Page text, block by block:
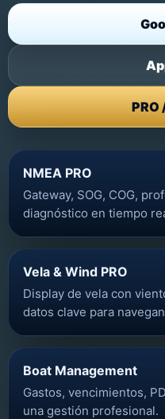
PRO
NMEA PRO
Gateway, SOG, COG,
diagnóstico en tiempo
Vela & Wind PRO
Display de vela con
datos clave para
Boat Management
Gastos, vencimientos,
una gestión profesional.